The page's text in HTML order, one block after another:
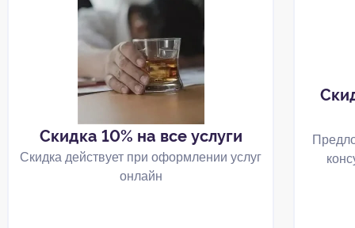
Скидка 10% на все услуги
Скидка действует при оформлении услуг
онлайн